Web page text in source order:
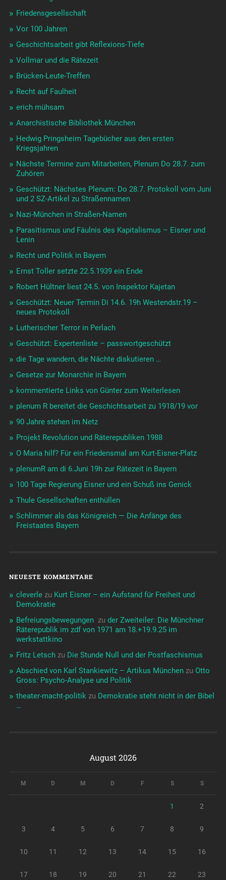
Friedensgesellschaft
Vor 100 Jahren
Geschichtsarbeit gibt Reflexions-Tiefe
Vollmar und die Rätezeit
Brücken-Leute-Treffen
Recht auf Faulheit
erich mühsam
Anarchistische Bibliothek München
Hedwig Pringsheim Tagebücher aus den ersten
Kriegsjahren
Nächste Termine zum Mitarbeiten, Plenum Do 28.7. zum
Zuhören
Geschützt: Nächstes Plenum: Do 28.7. Protokoll vom Juni
und 2 SZ-Artikel zu Straßennamen
Nazi-München in Straßen-Namen
Parasitismus und Fäulnis des Kapitalismus – Eisner und
Lenin
Recht und Politik in Bayern
Ernst Toller setzte 22.5.1939 ein Ende
Robert Hültner liest 24.5. von Inspektor Kajetan
Geschützt: Neuer Termin Di 14.6. 19h Westendstr.19 –
neues Protokoll
Lutherischer Terror in Perlach
Geschützt: Expertenliste – passwortgeschützt
die Tage wandern, die Nächte diskutieren …
Gesetze zur Monarchie in Bayern
kommentierte Links von Günter zum Weiterlesen
plenum R bereitet die Geschichtsarbeit zu 1918/19 vor
90 Jahre stehen im Netz
Projekt Revolution und Räterepubliken 1988
O Maria hilf? Für ein Friedensmal am Kurt-Eisner-Platz
plenumR am di 6.Juni 19h zur Rätezeit in Bayern
100 Tage Regierung Eisner und ein Schuß ins Genick
Thule Gesellschaften enthüllen
Schlimmer als das Königreich — Die Anfänge des
Freistaates Bayern
NEUESTE KOMMENTARE
cleverlezu Kurt Eisner – ein Aufstand für Freiheit und
Demokratie
Befreiungsbewegungen ️‍ zu der Zweiteiler: Die Münchner
Räterepublik im zdf von 1971 am 18.+19.9.25 im
werkstattkino
Fritz Letschzu Die Stunde Null und der Postfaschismus
Abschied von Karl Stankiewitz – Artikus Münchenzu Otto
Gross: Psycho-Analyse und Politik
theater-macht-politikzu Demokratie steht nicht in der Bibel
…
August 2026
M D M D F S S
1 2
3 4 5 6 7 8 9
10 11 12 13 14 15 16
17 18 19 20 21 22 23